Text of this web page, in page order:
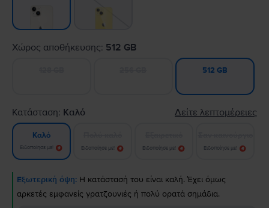
Χώρος αποθήκευσης: 512 GB
512 GB
Κατάσταση: Καλό Δείτε λεπτομέρειες
Καλό
Ειδοποίησε με! Ειδοποίησε με! Ειδοποίησε με! Ειδοποίησε με!
Εξωτερική όψη: Η κατάστασή του είναι καλή. Έχει όμως
αρκετές εμφανείς γρατζουνιές ή πολύ ορατά σημάδια.